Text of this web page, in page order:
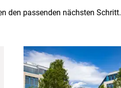
den passenden nächsten Schritt.